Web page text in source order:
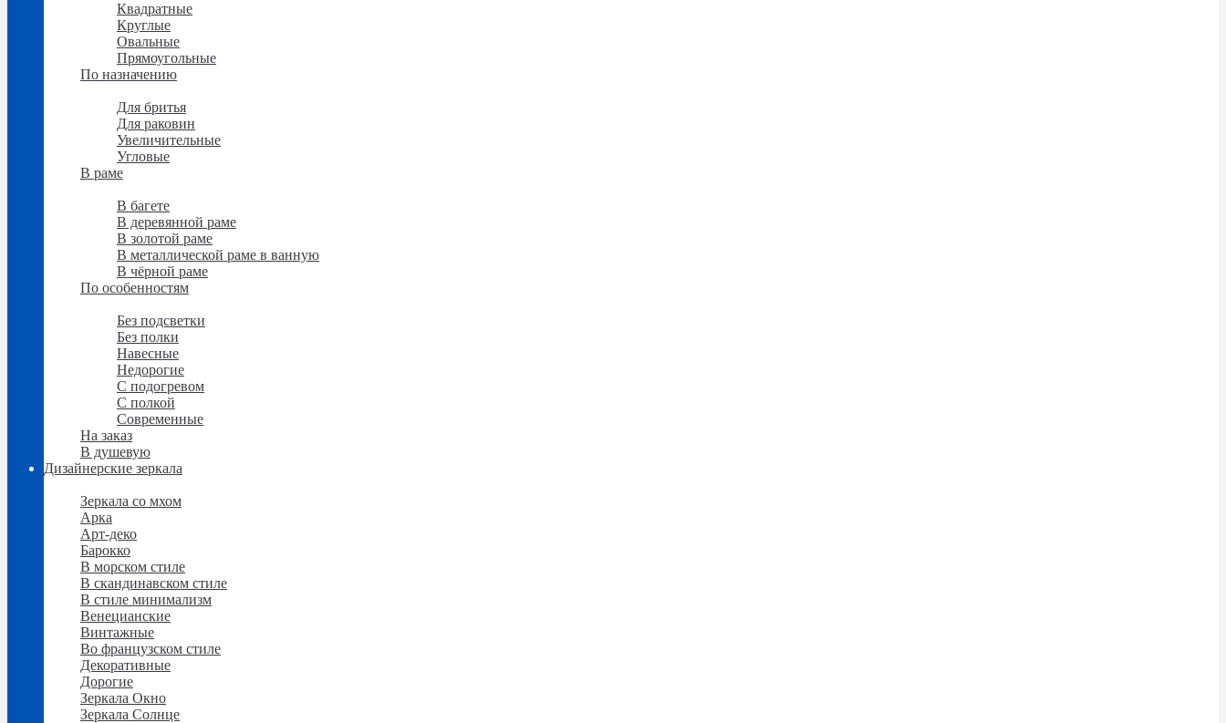
Квадратные
Круглые
Овальные
Прямоугольные
По назначению
Для бритья
Для раковин
Увеличительные
Угловые
В раме
В багете
В деревянной раме
В золотой раме
В металлической раме в ванную
В чёрной раме
По особенностям
Без подсветки
Без полки
Навесные
Недорогие
С подогревом
С полкой
Современные
На заказ
В душевую
Дизайнерские зеркала
Зеркала со мхом
Арка
Арт-деко
Барокко
В морском стиле
В скандинавском стиле
В стиле минимализм
Венецианские
Винтажные
Во французском стиле
Декоративные
Дорогие
Зеркала Окно
Зеркала Солнце